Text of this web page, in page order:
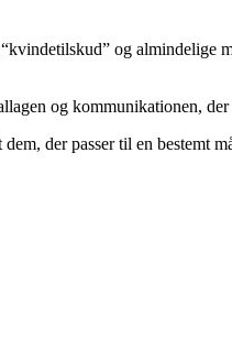
og almindelige
og kommunikationen, der
der passer til en bestemt